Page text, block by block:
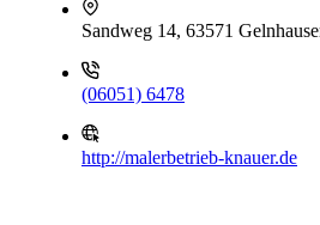
Sandweg 14, 63571
(06051) 6478
http://malerbetrieb-knauer.de